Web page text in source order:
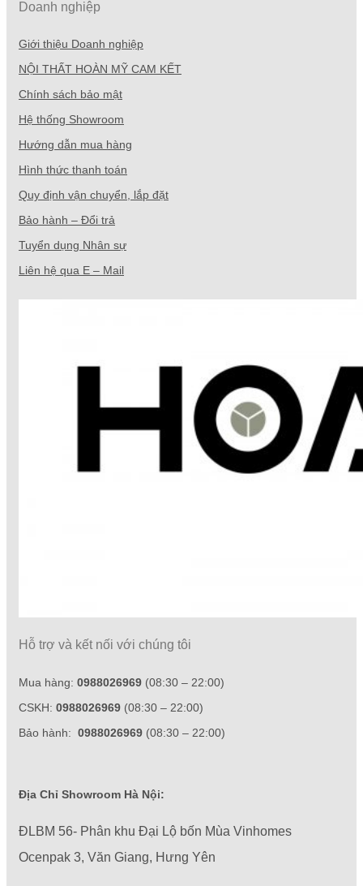
Doanh nghiệp
Giới thiệu Doanh nghiệp
NỘI THẤT HOÀN MỸ CAM KẾT
Chính sách bảo mật
Hệ thống Showroom
Hướng dẫn mua hàng
Hình thức thanh toán
Quy định vận chuyển, lắp đặt
Bảo hành – Đổi trả
Tuyển dụng Nhân sự
Liên hệ qua E – Mail
Hỗ trợ và kết nối với chúng tôi
Mua hàng: 0988026969 (08:30 – 22:00)
CSKH: 0988026969 (08:30 – 22:00)
Bảo hành: 0988026969 (08:30 – 22:00)
Địa Chỉ Showroom Hà Nội:
ĐLBM 56- Phân khu Đại Lộ bốn Mùa Vinhomes
Ocenpak 3, Văn Giang, Hưng Yên